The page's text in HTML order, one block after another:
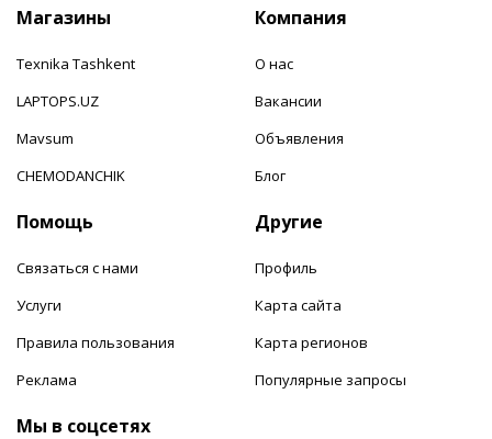
Магазины
Texnika Tashkent
LAPTOPS.UZ
Mavsum
CHEMODANCHIK
Компания
О нас
Вакансии
Объявления
Блог
Помощь
Связаться с нами
Услуги
Правила пользования
Реклама
Другие
Профиль
Карта сайта
Карта регионов
Популярные запросы
Мы в соцсетях